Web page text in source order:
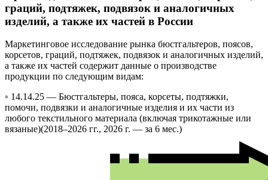
граций, подтяжек, подвязок и аналогичных
изделий, а также их частей в России
Маркетинговое исследование рынка бюстгальтеров, поясов,
корсетов, граций, подтяжек, подвязок и аналогичных изделий,
а также их частей содержит данные о производстве
продукции по следующим видам:
◦ 14.14.25 — Бюстгальтеры, пояса, корсеты, подтяжки,
помочи, подвязки и аналогичные изделия и их части из
любого текстильного материала (включая трикотажные или
вязаные)(2018–2026 гг., 2026 г. — за 6 мес.)